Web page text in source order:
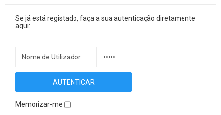
Se já está registado, faça a sua autenticação diretamente
aqui:
Memorizar-me